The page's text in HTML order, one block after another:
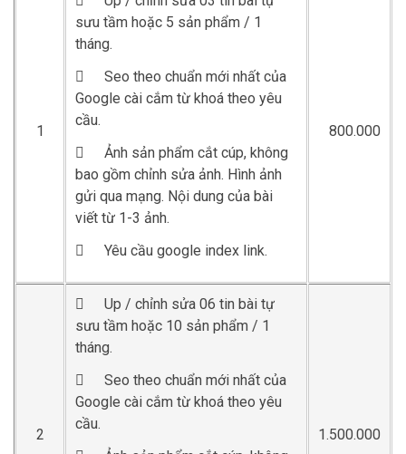
1
sưu tầm hoặc 5 sản phẩm / 1
tháng.

Seo theo chuẩn mới nhất của
Google cài cắm từ khoá theo yêu
cầu.

Ảnh sản phẩm cắt cúp, không
bao gồm chỉnh sửa ảnh. Hình ảnh
gửi qua mạng. Nội dung của bài
viết từ 1-3 ảnh.

Yêu cầu google index link.
800.000
2

Up / chỉnh sửa 06 tin bài tự
sưu tầm hoặc 10 sản phẩm / 1
tháng.

Seo theo chuẩn mới nhất của
Google cài cắm từ khoá theo yêu
cầu.
1.500.000